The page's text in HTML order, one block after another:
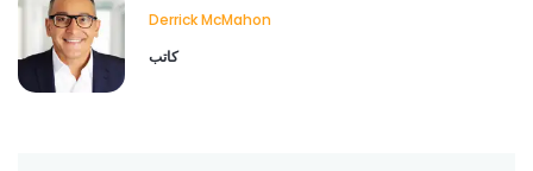
Derrick McMahon
Derrick McMahon
كاتب